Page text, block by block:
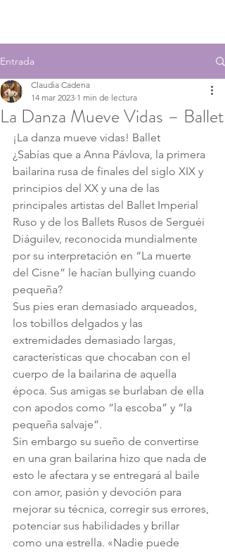
Entrada
La Danza Mueve Vidas – Ballet
Claudia Cadena
14 mar 2023 1 min de lectura
¡La danza mueve vidas! Ballet
¿Sabías que a Anna Pávlova, la primera
bailarina rusa de finales del siglo XIX y
principios del XX y una de las
principales artistas del Ballet Imperial
Ruso y de los Ballets Rusos de Serguéi
Diáguilev, reconocida mundialmente
por su interpretación en “La muerte
del Cisne” le hacían bullying cuando
pequeña?
Sus pies eran demasiado arqueados,
los tobillos delgados y las
extremidades demasiado largas,
características que chocaban con el
cuerpo de la bailarina de aquella
época. Sus amigas se burlaban de ella
con apodos como “la escoba” y “la
pequeña salvaje”.
Sin embargo su sueño de convertirse
en una gran bailarina hizo que nada de
esto le afectara y se entregará al baile
con amor, pasión y devoción para
mejorar su técnica, corregir sus errores,
potenciar sus habilidades y brillar
como una estrella. «Nadie puede